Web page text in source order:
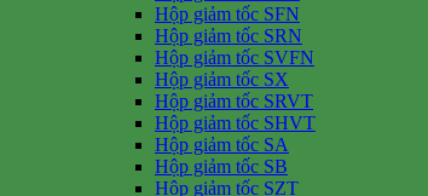
Hộp giảm tốc SFN
Hộp giảm tốc SRN
Hộp giảm tốc SVFN
Hộp giảm tốc SX
Hộp giảm tốc SRVT
Hộp giảm tốc SHVT
Hộp giảm tốc SA
Hộp giảm tốc SB
Hộp giảm tốc SZT